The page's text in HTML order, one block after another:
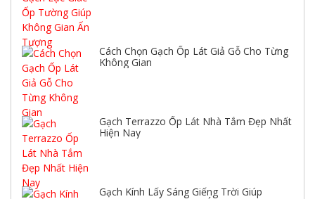
Cách Chọn Gạch Ốp Lát Giả Gỗ Cho Từng
Không Gian
Gạch Terrazzo Ốp Lát Nhà Tắm Đẹp Nhất
Hiện Nay
Gạch Kính Lấy Sáng Giếng Trời Giúp